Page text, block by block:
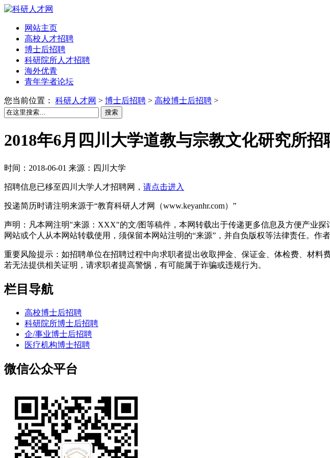
网站主页
高校人才招聘
博士后招聘
科研院所人才招聘
海外优青
青年学者论坛
您当前位置： 科研人才网 > 博士后招聘 > 高校博士后招聘 >
搜索
2018年6月四川大学道教与宗教文化研究所
时间：2018-06-01 来源：四川大学
招聘信息已移至四川大学人才招聘网， 请点击进入
投递简历时请注明来源于“教育科研人才网（www.keyanhr.com）”
声明：凡本网注明"来源：XXX"的文/图等稿件，本网转载出于传递更多信息及方便产业
网站或个人从本网站转载使用，须保留本网站注明的“来源”，并自负版权等法律责任。作
重要风险提示：如招聘单位在招聘过程中向求职者提出收取押金、保证金、体检费、材
若无法提供相关证明，请求职者提高警惕，有可能属于诈骗或违规行为。
栏目导航
高校博士后招聘
科研院所博士后招聘
企/事业博士后招聘
医疗机构博士招聘
微信公众平台